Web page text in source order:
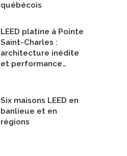
québécois
LEED platine à Pointe
Saint-Charles :
architecture inédite
et performance…
Six maisons LEED en
banlieue et en
régions